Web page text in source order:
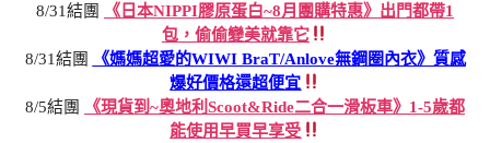
8/31結團
《日本NIPPI膠原蛋白~8月團購特惠》出門都帶1
包，偷偷變美就靠它
8/31結團
《媽媽超愛的WIWI BraT/Anlove無鋼圈內衣》質感
爆好價格還超便宜
8/5結團
《現貨到~奧地利Scoot&Ride二合一滑板車》1-5歲都
能使用早買早享受